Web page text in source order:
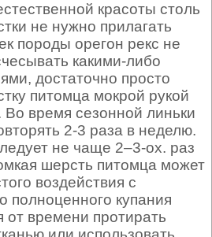
красоты столь
не нужно прилагать
породы орегон рекс не
какими-либо
достаточно просто
питомца мокрой рукой
время сезонной линьки
2-3 раза в неделю.
не чаще 2–3-ох. раз
шерсть питомца может
воздействия с
купания
времени протирать